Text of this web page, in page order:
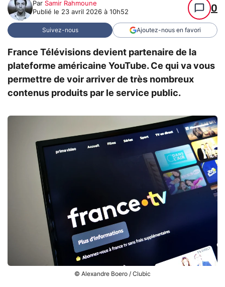
Par Samir Rahmoune
Publié le 23 avril 2026 à 10h52 0
Suivez-nous Ajoutez-nous en favori
France Télévisions devient partenaire de la
plateforme américaine YouTube. Ce qui va vous
permettre de voir arriver de très nombreux
contenus produits par le service public.
© Alexandre Boero / Clubic